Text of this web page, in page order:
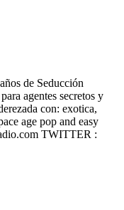
de Seducción
agentes secretos y
con: exotica,
age pop and easy
TWITTER :